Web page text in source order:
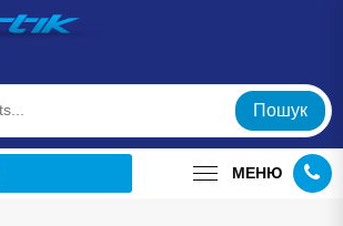
Пошук
МЕНЮ